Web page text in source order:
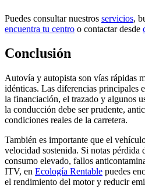
Puedes consultar nuestros servicios,
encuentra tu centro o contactar desde
Conclusión
Autovía y autopista son vías rápidas
idénticas. Las diferencias principales
la financiación, el trazado y algunos
la conducción debe ser prudente,
condiciones reales de la carretera.
También es importante que el
velocidad sostenida. Si notas pérdida
consumo elevado, fallos
ITV, en Ecología Rentable puedes
el rendimiento del motor y reducir